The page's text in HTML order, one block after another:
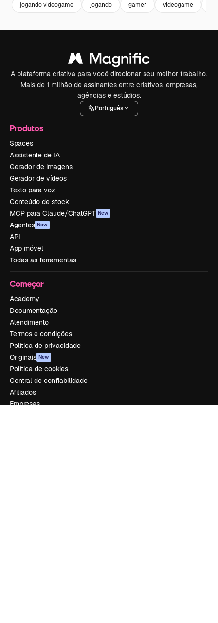
jogando videogame jogando gamer videogame
A plataforma criativa para você direcionar seu melhor trabalho.
Mais de 1 milhão de assinantes entre criativos, empresas,
agências e estúdios.
Português
Produtos
Spaces
Assistente de IA
Gerador de imagens
Gerador de vídeos
Texto para voz
Conteúdo de stock
MCP para Claude/ChatGPT New
Agentes New
API
App móvel
Todas as ferramentas
Começar
Academy
Documentação
Atendimento
Termos e condições
Política de privacidade
Originais New
Política de cookies
Central de confiabilidade
Afiliados
Empresas